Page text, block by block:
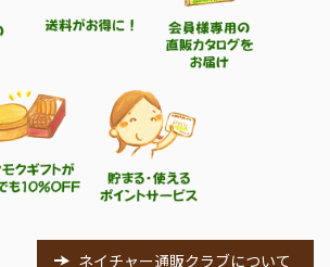
ネイチャー通販クラブについて